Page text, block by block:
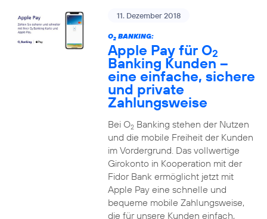
11. Dezember 2018
O2BANKING:
Apple Pay für O2
Banking Kunden –
eine einfache, sichere
und private
Zahlungsweise
Bei O2Banking stehen der Nutzen
und die mobile Freiheit der Kunden
im Vordergrund. Das vollwertige
Girokonto in Kooperation mit der
Fidor Bank ermöglicht jetzt mit
Apple Pay eine schnelle und
bequeme mobile Zahlungsweise,
die für unsere Kunden einfach,